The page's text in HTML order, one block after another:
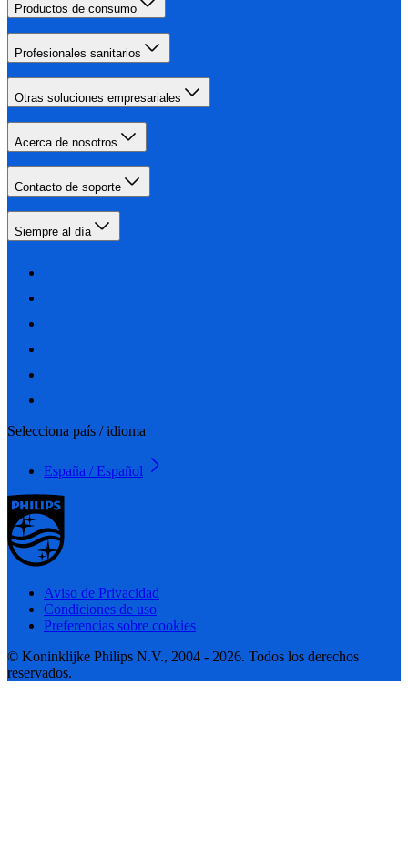
Productos de consumo
Profesionales sanitarios
Otras soluciones empresariales
Acerca de nosotros
Contacto de soporte
Siempre al día
Selecciona país / idioma
España / Español
Aviso de Privacidad
Condiciones de uso
Preferencias sobre cookies
© Koninklijke Philips N.V., 2004 - 2026. Todos los derechos
reservados.